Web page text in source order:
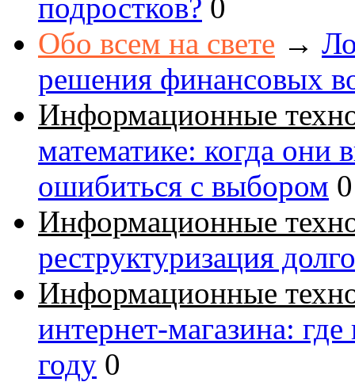
подростков? 0
Обо всем на свете →
решения финансовых
Информационные
математике: когда они
ошибиться с выбором 0
Информационные
реструктуризация
Информационные
интернет-магазина:
году 0